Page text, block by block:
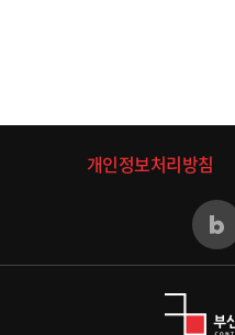
개인정보처리방침